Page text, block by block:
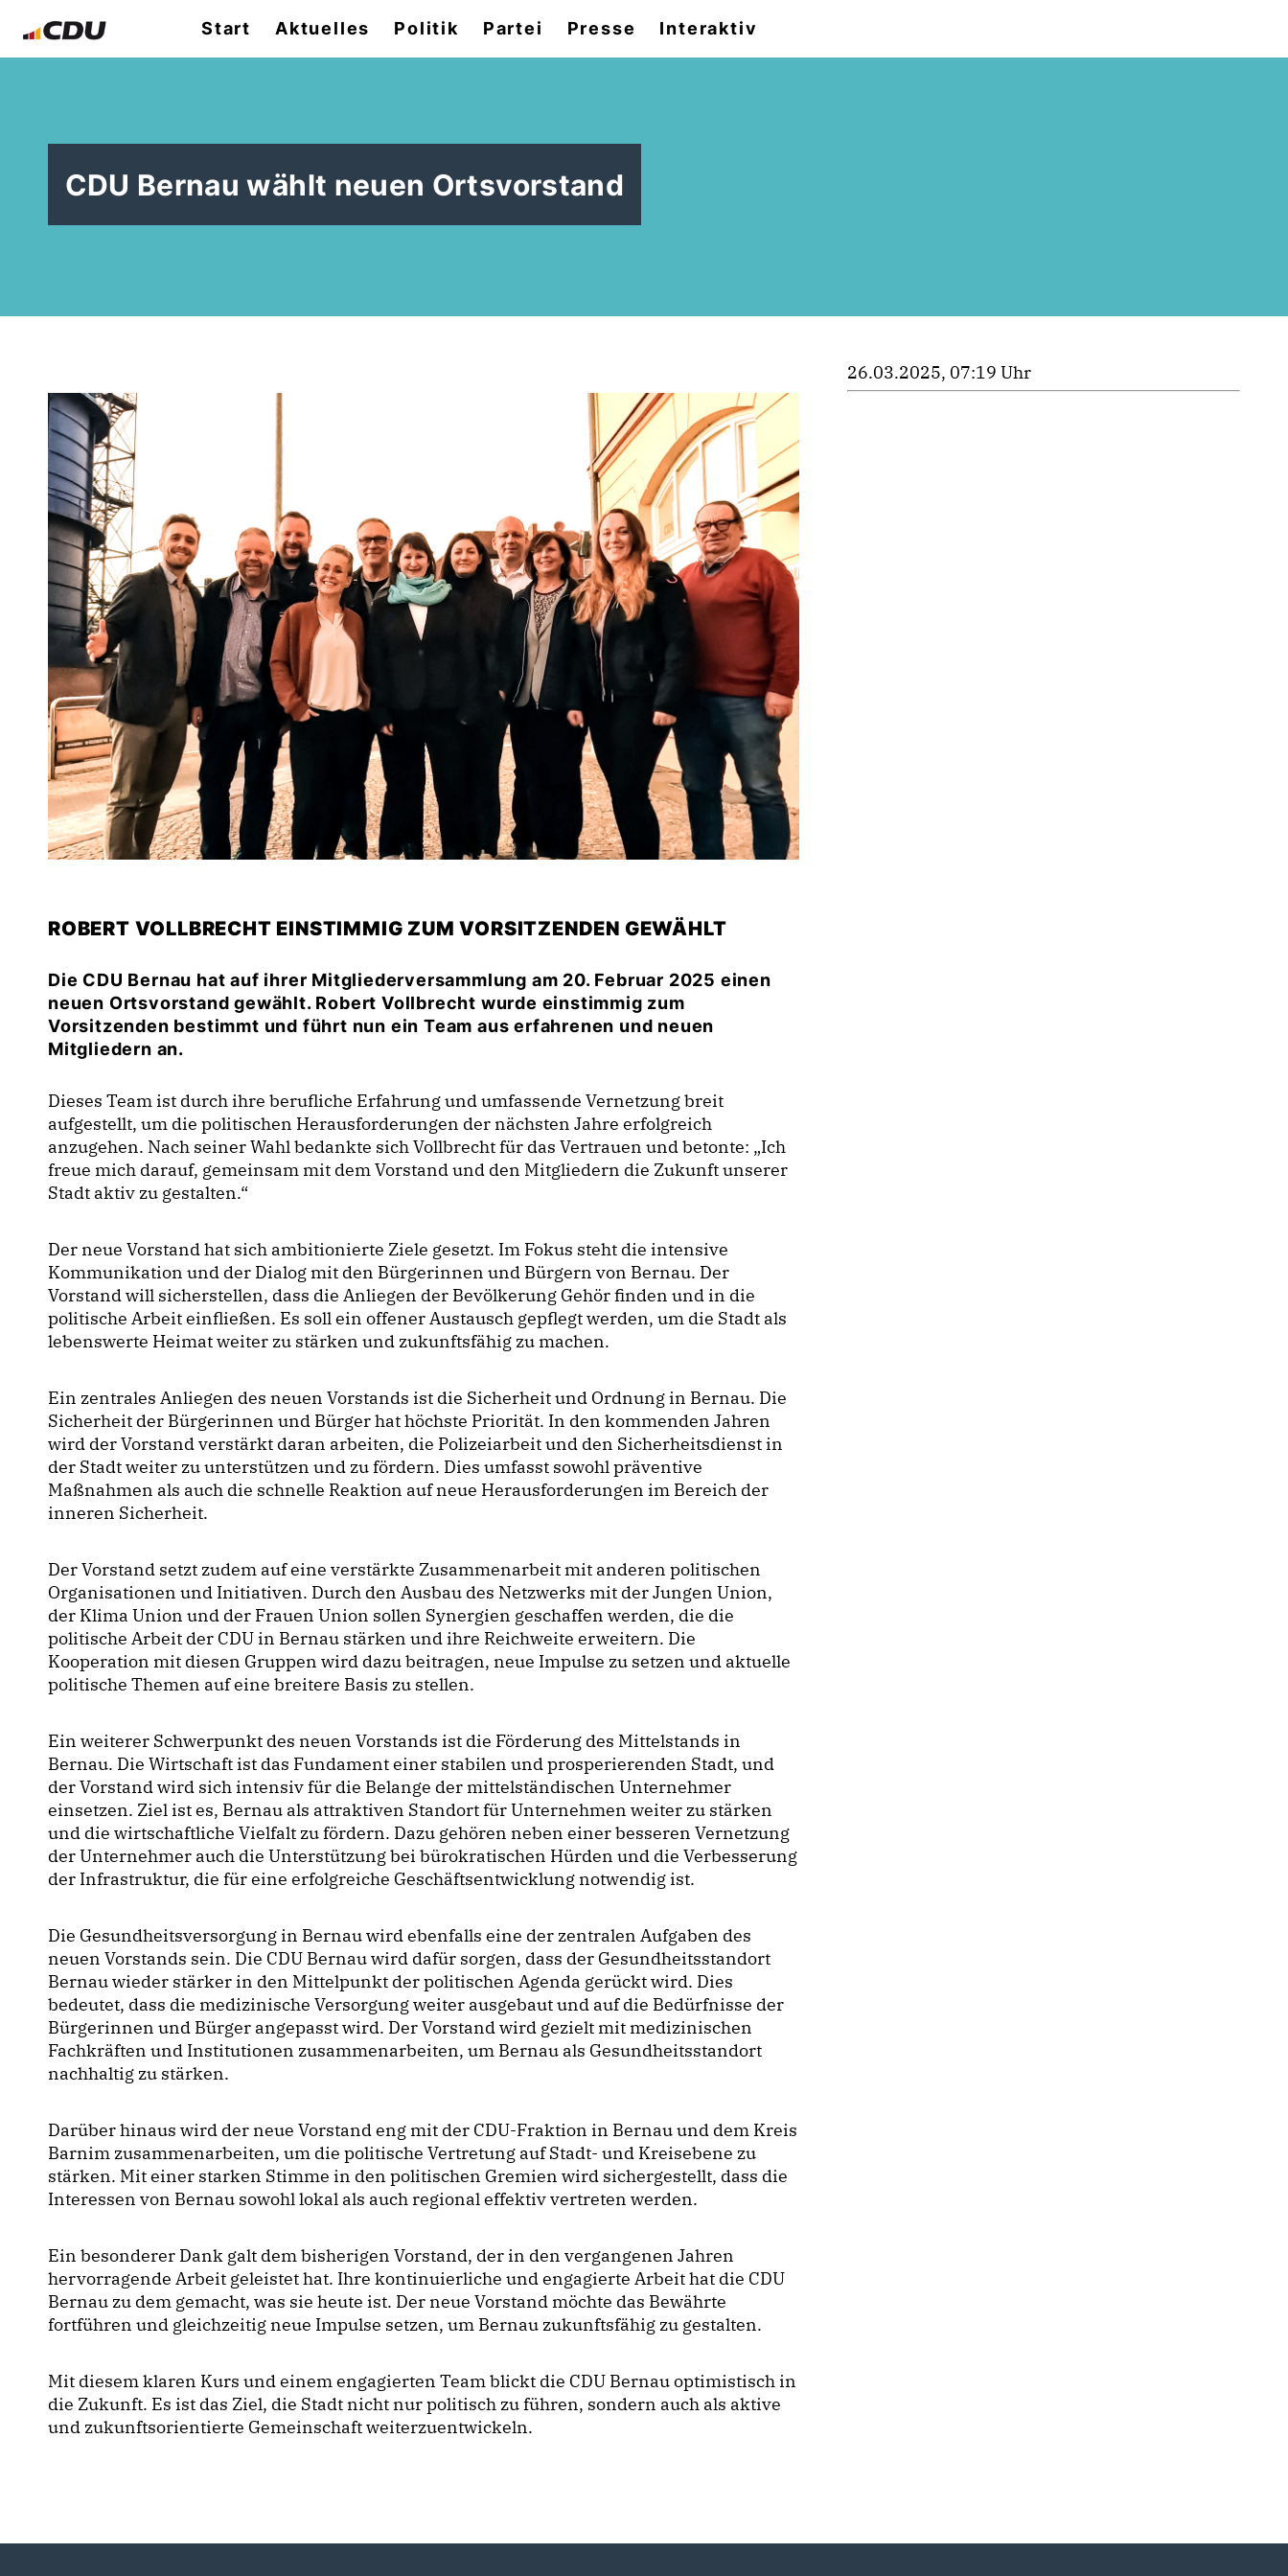
Start Aktuelles Politik Partei Presse Interaktiv
CDU Bernau wählt neuen Ortsvorstand
ROBERT VOLLBRECHT EINSTIMMIG ZUM VORSITZENDEN GEWÄHLT
Die CDU Bernau hat auf ihrer Mitgliederversammlung am 20. Februar 2025 einen
neuen Ortsvorstand gewählt. Robert Vollbrecht wurde einstimmig zum
Vorsitzenden bestimmt und führt nun ein Team aus erfahrenen und neuen
Mitgliedern an.
Dieses Team ist durch ihre berufliche Erfahrung und umfassende Vernetzung breit
aufgestellt, um die politischen Herausforderungen der nächsten Jahre erfolgreich
anzugehen. Nach seiner Wahl bedankte sich Vollbrecht für das Vertrauen und betonte: „Ich
freue mich darauf, gemeinsam mit dem Vorstand und den Mitgliedern die Zukunft unserer
Stadt aktiv zu gestalten.“
Der neue Vorstand hat sich ambitionierte Ziele gesetzt. Im Fokus steht die intensive
Kommunikation und der Dialog mit den Bürgerinnen und Bürgern von Bernau. Der
Vorstand will sicherstellen, dass die Anliegen der Bevölkerung Gehör finden und in die
politische Arbeit einfließen. Es soll ein offener Austausch gepflegt werden, um die Stadt als
lebenswerte Heimat weiter zu stärken und zukunftsfähig zu machen.
Ein zentrales Anliegen des neuen Vorstands ist die Sicherheit und Ordnung in Bernau. Die
Sicherheit der Bürgerinnen und Bürger hat höchste Priorität. In den kommenden Jahren
wird der Vorstand verstärkt daran arbeiten, die Polizeiarbeit und den Sicherheitsdienst in
der Stadt weiter zu unterstützen und zu fördern. Dies umfasst sowohl präventive
Maßnahmen als auch die schnelle Reaktion auf neue Herausforderungen im Bereich der
inneren Sicherheit.
Der Vorstand setzt zudem auf eine verstärkte Zusammenarbeit mit anderen politischen
Organisationen und Initiativen. Durch den Ausbau des Netzwerks mit der Jungen Union,
der Klima Union und der Frauen Union sollen Synergien geschaffen werden, die die
politische Arbeit der CDU in Bernau stärken und ihre Reichweite erweitern. Die
Kooperation mit diesen Gruppen wird dazu beitragen, neue Impulse zu setzen und aktuelle
politische Themen auf eine breitere Basis zu stellen.
Ein weiterer Schwerpunkt des neuen Vorstands ist die Förderung des Mittelstands in
Bernau. Die Wirtschaft ist das Fundament einer stabilen und prosperierenden Stadt, und
der Vorstand wird sich intensiv für die Belange der mittelständischen Unternehmer
einsetzen. Ziel ist es, Bernau als attraktiven Standort für Unternehmen weiter zu stärken
und die wirtschaftliche Vielfalt zu fördern. Dazu gehören neben einer besseren Vernetzung
der Unternehmer auch die Unterstützung bei bürokratischen Hürden und die Verbesserung
der Infrastruktur, die für eine erfolgreiche Geschäftsentwicklung notwendig ist.
Die Gesundheitsversorgung in Bernau wird ebenfalls eine der zentralen Aufgaben des
neuen Vorstands sein. Die CDU Bernau wird dafür sorgen, dass der Gesundheitsstandort
Bernau wieder stärker in den Mittelpunkt der politischen Agenda gerückt wird. Dies
bedeutet, dass die medizinische Versorgung weiter ausgebaut und auf die Bedürfnisse der
Bürgerinnen und Bürger angepasst wird. Der Vorstand wird gezielt mit medizinischen
Fachkräften und Institutionen zusammenarbeiten, um Bernau als Gesundheitsstandort
nachhaltig zu stärken.
Darüber hinaus wird der neue Vorstand eng mit der CDU-Fraktion in Bernau und dem Kreis
Barnim zusammenarbeiten, um die politische Vertretung auf Stadt- und Kreisebene zu
stärken. Mit einer starken Stimme in den politischen Gremien wird sichergestellt, dass die
Interessen von Bernau sowohl lokal als auch regional effektiv vertreten werden.
Ein besonderer Dank galt dem bisherigen Vorstand, der in den vergangenen Jahren
hervorragende Arbeit geleistet hat. Ihre kontinuierliche und engagierte Arbeit hat die CDU
Bernau zu dem gemacht, was sie heute ist. Der neue Vorstand möchte das Bewährte
fortführen und gleichzeitig neue Impulse setzen, um Bernau zukunftsfähig zu gestalten.
Mit diesem klaren Kurs und einem engagierten Team blickt die CDU Bernau optimistisch in
die Zukunft. Es ist das Ziel, die Stadt nicht nur politisch zu führen, sondern auch als aktive
und zukunftsorientierte Gemeinschaft weiterzuentwickeln.
26.03.2025, 07:19 Uhr